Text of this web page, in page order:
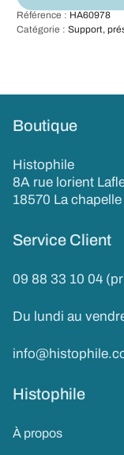
Référence : HA60978
Catégorie : Support,
Boutique
Histophile
8A rue lorient
18570 La
Service Client
09 88 33 10 04
Du lundi au
Histophile
À propos